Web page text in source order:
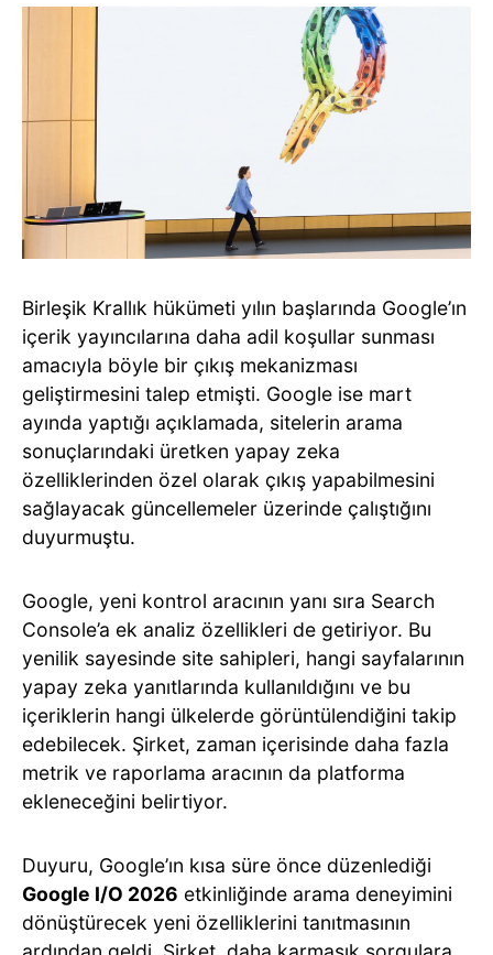
Birleşik Krallık hükümeti yılın başlarında Google’ın
içerik yayıncılarına daha adil koşullar sunması
amacıyla böyle bir çıkış mekanizması
geliştirmesini talep etmişti. Google ise mart
ayında yaptığı açıklamada, sitelerin arama
sonuçlarındaki üretken yapay zeka
özelliklerinden özel olarak çıkış yapabilmesini
sağlayacak güncellemeler üzerinde çalıştığını
duyurmuştu.
Google, yeni kontrol aracının yanı sıra Search
Console’a ek analiz özellikleri de getiriyor. Bu
yenilik sayesinde site sahipleri, hangi sayfalarının
yapay zeka yanıtlarında kullanıldığını ve bu
içeriklerin hangi ülkelerde görüntülendiğini takip
edebilecek. Şirket, zaman içerisinde daha fazla
metrik ve raporlama aracının da platforma
ekleneceğini belirtiyor.
Duyuru, Google’ın kısa süre önce düzenlediği
Google I/O 2026 etkinliğinde arama deneyimini
dönüştürecek yeni özelliklerini tanıtmasının